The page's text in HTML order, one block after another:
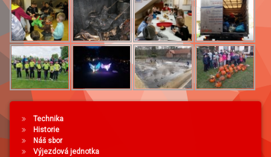
Technika
Historie
Náš sbor
Výjezdová jednotka